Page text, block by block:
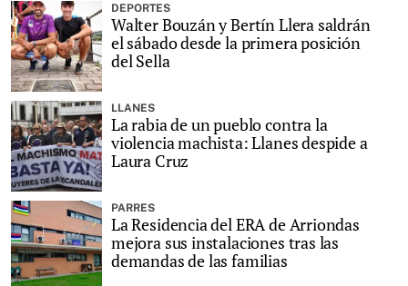
DEPORTES
Walter Bouzán y Bertín Llera saldrán
el sábado desde la primera posición
del Sella
LLANES
La rabia de un pueblo contra la
violencia machista: Llanes despide a
Laura Cruz
PARRES
La Residencia del ERA de Arriondas
mejora sus instalaciones tras las
demandas de las familias